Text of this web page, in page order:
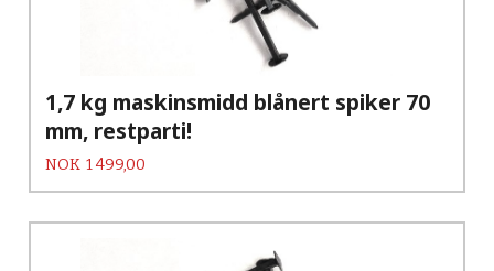
1,7 kg maskinsmidd blånert spiker 70
mm, restparti!
Pris
NOK 1 499,00